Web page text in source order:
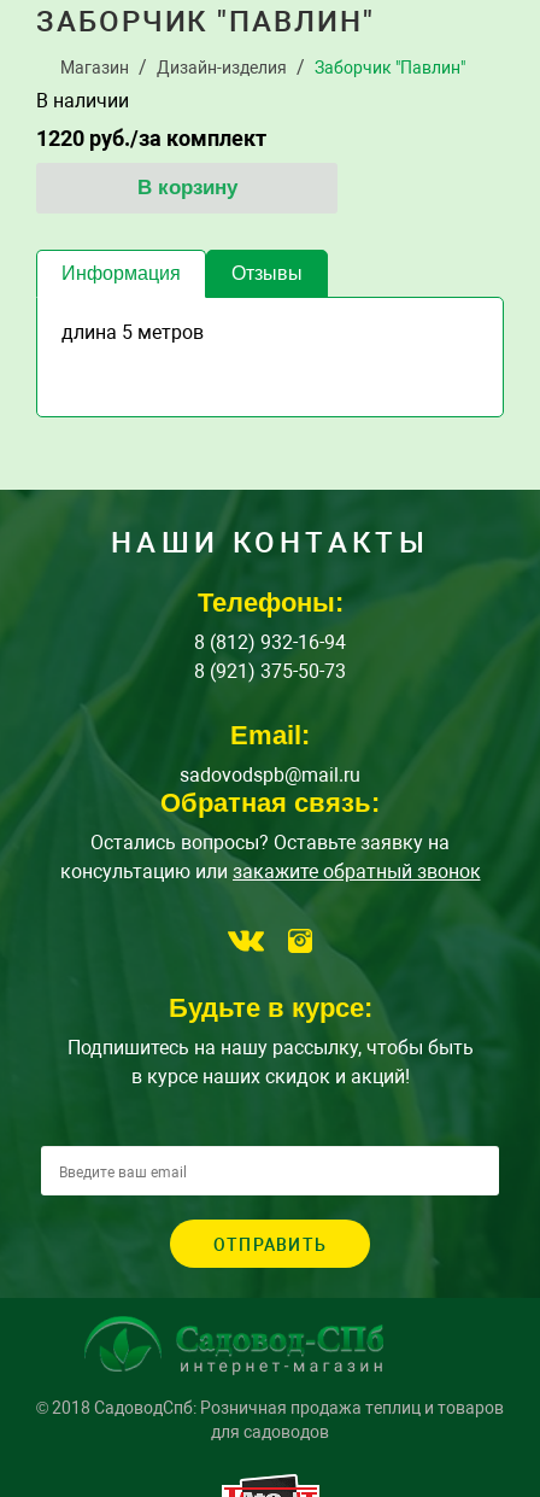
ЗАБОРЧИК "ПАВЛИН"
Магазин Дизайн-изделия Заборчик "Павлин"
В наличии
1220 руб./за комплект
В корзину
Информация Отзывы
длина 5 метров
НАШИ КОНТАКТЫ
Телефоны:
8 (812) 932-16-94
8 (921) 375-50-73
Email:
sadovodspb@mail.ru
Обратная связь:
Остались вопросы? Оставьте заявку на
консультацию или закажите обратный звонок
Будьте в курсе:
Подпишитесь на нашу рассылку, чтобы быть
в курсе наших скидок и акций!
ОТПРАВИТЬ
© 2018 СадоводСпб: Розничная продажа теплиц и товаров
для садоводов